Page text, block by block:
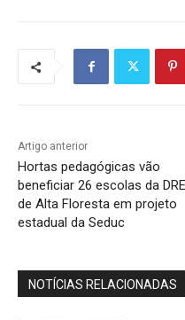
Artigo anterior
Hortas pedagógicas vão
beneficiar 26 escolas da DRE
de Alta Floresta em projeto
estadual da Seduc
NOTÍCIAS RELACIONADAS